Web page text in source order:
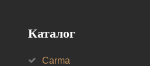
Каталог
Carma